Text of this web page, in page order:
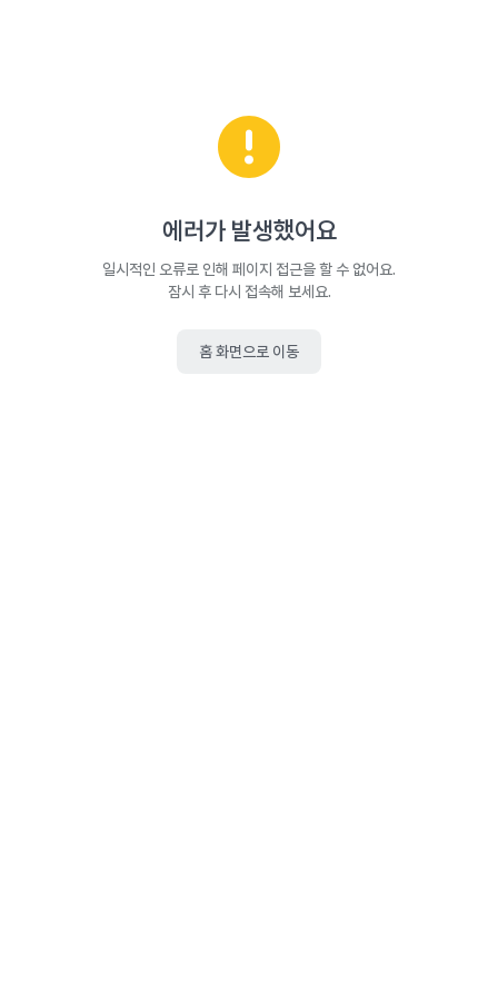
에러가 발생했어요
일시적인 오류로 인해 페이지 접근을 할 수 없어요.
잠시 후 다시 접속해 보세요.
홈 화면으로 이동